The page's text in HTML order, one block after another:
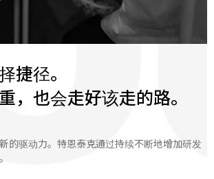
捷径。
，也会走好该走的路。
的驱动力。特恩泰克通过持续不断地增加研发